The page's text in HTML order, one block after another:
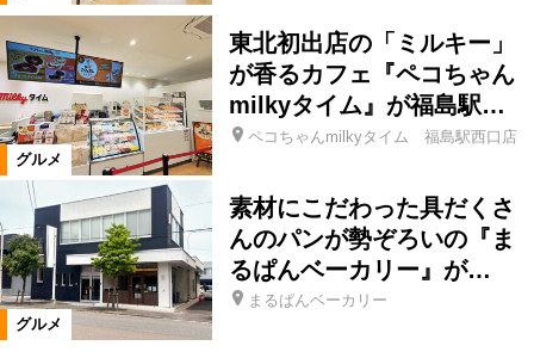
グルメ
東北初出店の「ミルキー」
が香るカフェ『ペコちゃん
milkyタイム』が福島駅…
ペコちゃんmilkyタイム 福島駅西口店
グルメ
素材にこだわった具だくさ
んのパンが勢ぞろいの『ま
るぱんベーカリー』が…
まるぱんベーカリー